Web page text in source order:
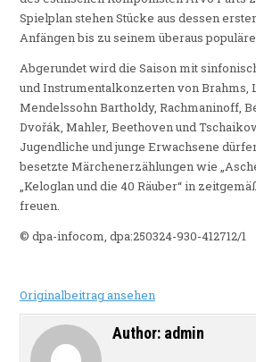
Spielplan stehen Stücke aus dessen
Anfängen bis zu seinem überaus
Abgerundet wird die Saison mit
und Instrumentalkonzerten von Brahms,
Mendelssohn Bartholdy, Rachmaninoff,
Dvořák, Mahler, Beethoven und
Jugendliche und junge Erwachsene
besetzte Märchenerzählungen wie
„Keloglan und die 40 Räuber“ in
freuen.
© dpa-infocom, dpa:250324-930-412712/1
Originalbeitrag ansehen
Author: admin